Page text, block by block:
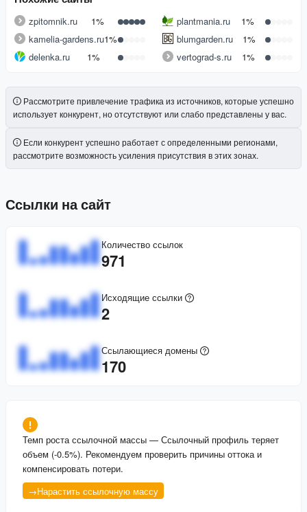
zpitomnik.ru 1% plantmania.ru
1%
kamelia-gardens.ru1% blumgarden.ru
1%
delenka.ru
1% vertograd-s.ru 1%
Рассмотрите привлечение трафика из источников, которые успешно
использует конкурент, но отсутствуют или слабо представлены у вас.
Если конкурент успешно работает с определенными регионами,
рассмотрите возможность усиления присутствия в этих зонах.
Ссылки на сайт
Количество ссылок
971
Исходящие ссылки
2
Ссылающиеся домены
170
Темп роста ссылочной массы — Ссылочный профиль теряет
объем (-0.5%). Рекомендуем проверить причины оттока и
компенсировать потери.
→Нарастить ссылочную массу